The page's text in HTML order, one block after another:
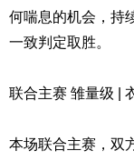
何喘息的机会，持
一致判定取胜。
联合主赛 雏量级 |
本场联合主赛，双